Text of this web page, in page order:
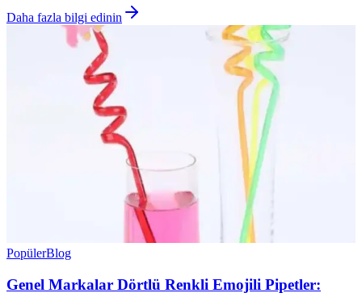
Daha fazla bilgi edinin
PopülerBlog
Genel Markalar Dörtlü Renkli Emojili Pipetler: